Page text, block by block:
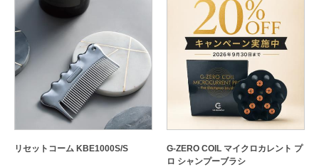
リセットコーム KBE1000S/S
G-ZERO COIL マイクロカレント プ
ロ シャンプーブラシ